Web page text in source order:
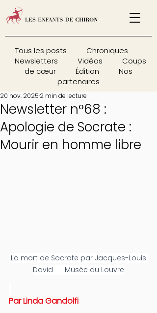
Tous les posts
Chroniques
Newsletters
Vidéos
Coups
de cœur
Édition
Nos
partenaires
Newsletter n°68 :
Apologie de Socrate :
Mourir en homme libre
20 nov. 2025 2 min de lecture
La mort de Socrate par Jacques-Louis
David      Musée du Louvre
Par Linda Gandolfi